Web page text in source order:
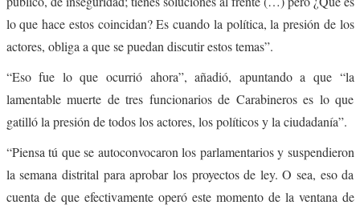
lo que hace estos coincidan? Es cuando la política, la presión de los
actores, obliga a que se puedan discutir estos temas”.
“Eso fue lo que ocurrió ahora”, añadió, apuntando a que “la
lamentable muerte de tres funcionarios de Carabineros es lo que
gatilló la presión de todos los actores, los políticos y la ciudadanía”.
“Piensa tú que se autoconvocaron los parlamentarios y suspendieron
la semana distrital para aprobar los proyectos de ley. O sea, eso da
cuenta de que efectivamente operó este momento de la ventana de